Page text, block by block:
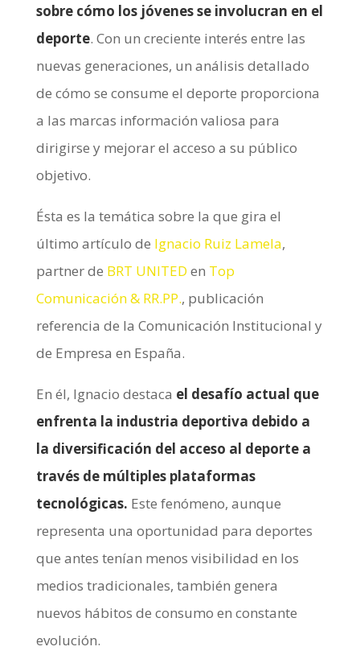
sobre cómo los jóvenes se involucran en el
deporte. Con un creciente interés entre las
nuevas generaciones, un análisis detallado
de cómo se consume el deporte proporciona
a las marcas información valiosa para
dirigirse y mejorar el acceso a su público
objetivo.
Ésta es la temática sobre la que gira el
último artículo de Ignacio Ruiz Lamela,
partner de BRT UNITED en Top
Comunicación & RR.PP., publicación
referencia de la Comunicación Institucional y
de Empresa en España.
En él, Ignacio destaca el desafío actual que
enfrenta la industria deportiva debido a
la diversificación del acceso al deporte a
través de múltiples plataformas
tecnológicas. Este fenómeno, aunque
representa una oportunidad para deportes
que antes tenían menos visibilidad en los
medios tradicionales, también genera
nuevos hábitos de consumo en constante
evolución.